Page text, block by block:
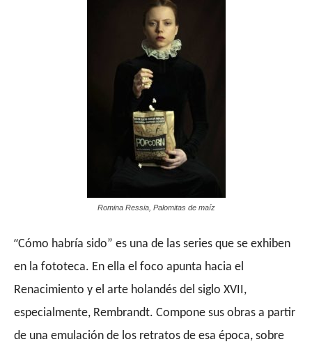
Romina Ressia, Palomitas de maíz
“Cómo habría sido” es una de las series que se exhiben
en la fototeca. En ella el foco apunta hacia el
Renacimiento y el arte holandés del siglo XVII,
especialmente, Rembrandt. Compone sus obras a partir
de una emulación de los retratos de esa época, sobre